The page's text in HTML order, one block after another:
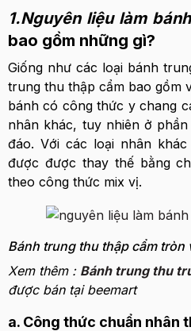
1.Nguyên liệu làm
bao gồm những gì?
Giống như các loại bánh
trung thu thập cẩm bao gồm
bánh có công thức y chang
nhân khác, tuy nhiên ở
đáo. Với các loại nhân
được được thay thế bằng
theo công thức mix vị.
Bánh trung thu thập cẩm tròn
Xem thêm : Bánh trung thu
được bán tại beemart
a. Công thức chuẩn nhân